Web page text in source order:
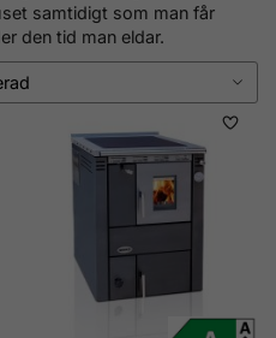
samtidigt som man får
den tid man eldar.